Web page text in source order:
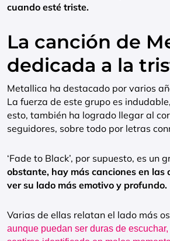
cuando esté triste.
La canción de
dedicada a la
Metallica ha destacado por varios
La fuerza de este grupo es
esto, también ha logrado llegar al
seguidores, sobre todo por letras
‘Fade to Black’, por supuesto, es un
obstante, hay más canciones en las
ver su lado más emotivo y profundo.
Varias de ellas relatan el lado más
aunque puedan ser duras de